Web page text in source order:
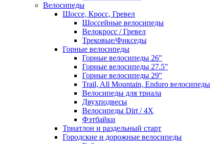
Велосипеды
Шоссе, Кросс, Гревел
Шоссейные велосипеды
Велокросс / Гревел
Трековые/Фикседы
Горные велосипеды
Горные велосипеды 26"
Горные велосипеды 27.5"
Горные велосипеды 29"
Trail, All Mountain, Enduro велосипеды
Велосипеды для триала
Двухподвесы
Велосипеды Dirt / 4X
Фэтбайки
Триатлон и раздельный старт
Городские и дорожные велосипеды